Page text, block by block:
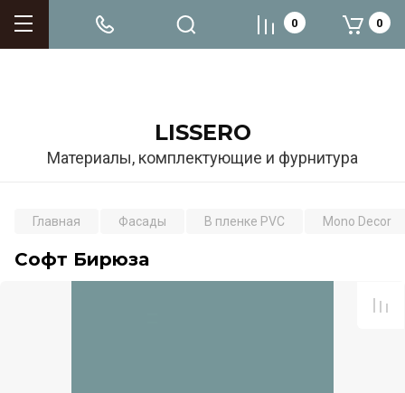
LISSERO
Материалы, комплектующие и фурнитура
0 0
Главная Фасады В пленке PVC Mono Decor
Софт Бирюза